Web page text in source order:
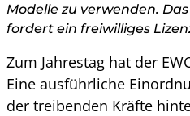
Modelle zu verwenden.
fordert ein freiwilliges
Zum Jahrestag hat der
Eine ausführliche
der treibenden Kräfte